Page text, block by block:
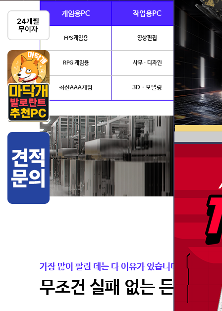
게임용PC 작업용PC Ai · 전
FPS게임용 영상편집
RPG 게임용 사무 · 디자인
최신AAA게임 3D · 모델링 NVIDIA
가장 많이 팔린 데는 다 이유가 있습니다.
무조건 실패 없는 든든한